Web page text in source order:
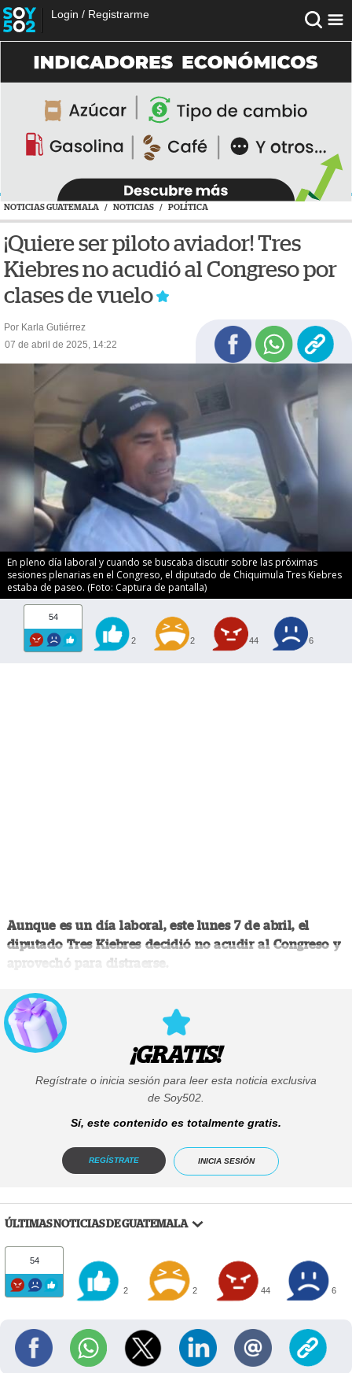
Login / Registrarme
NOTICIAS GUATEMALA / NOTICIAS / POLÍTICA
¡Quiere ser piloto aviador! Tres
Kiebres no acudió al Congreso por
clases de vuelo
Por Karla Gutiérrez
07 de abril de 2025, 14:22
En pleno día laboral y cuando se buscaba discutir sobre las próximas
sesiones plenarias en el Congreso, el diputado de Chiquimula Tres Kiebres
estaba de paseo. (Foto: Captura de pantalla)
54
2 2 44 6
Aunque es un día laboral, este lunes 7 de abril, el
diputado Tres Kiebres decidió no acudir al Congreso y
aprovechó para distraerse.
¡GRATIS!
Regístrate o inicia sesión para leer esta noticia exclusiva
de Soy502.
Sí, este contenido es totalmente gratis.
REGÍSTRATE INICIA SESIÓN
ÚLTIMAS NOTICIAS DE GUATEMALA
54
2 2 44 6